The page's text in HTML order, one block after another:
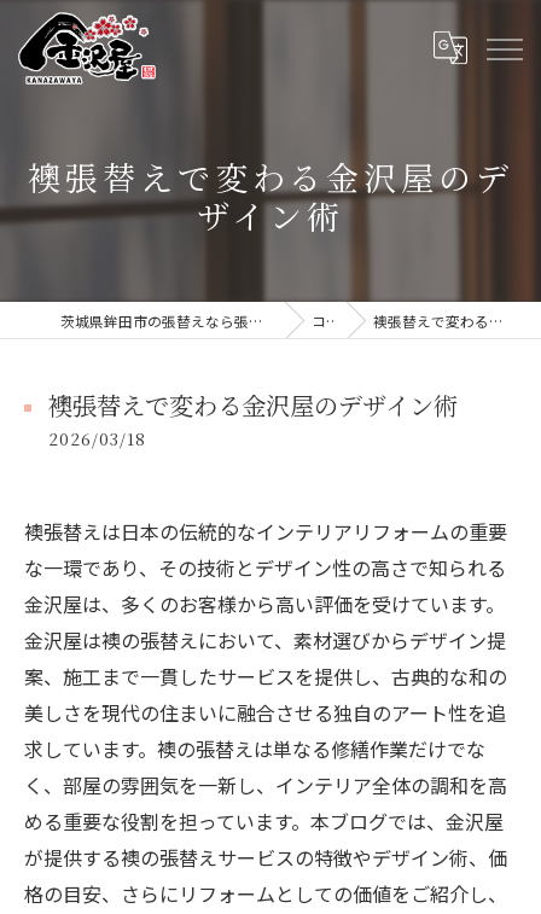
襖張替えで変わる金沢屋のデ
ザイン術
茨城県鉾田市の張替えなら張替本舗 金沢屋 大洗・鹿嶋店 コラム 襖張替えで変わる金沢屋のデザイン術
襖張替えで変わる金沢屋のデザイン術
2026/03/18
襖張替えは日本の伝統的なインテリアリフォームの重要
な一環であり、その技術とデザイン性の高さで知られる
金沢屋は、多くのお客様から高い評価を受けています。
金沢屋は襖の張替えにおいて、素材選びからデザイン提
案、施工まで一貫したサービスを提供し、古典的な和の
美しさを現代の住まいに融合させる独自のアート性を追
求しています。襖の張替えは単なる修繕作業だけでな
く、部屋の雰囲気を一新し、インテリア全体の調和を高
める重要な役割を担っています。本ブログでは、金沢屋
が提供する襖の張替えサービスの特徴やデザイン術、価
格の目安、さらにリフォームとしての価値をご紹介し、